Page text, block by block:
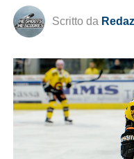
Scritto da